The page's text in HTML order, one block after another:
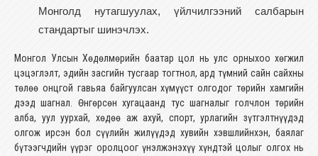
Монголд нутагшуулах, үйлчилгээний салбарын
стандартыг шинэчлэх.
Монгол Улсын Хөдөлмөрийн баатар цол нь улс орныхоо хөгжил
цэцэглэлт, эдийн засгийн тусгаар тогтнол, ард түмний сайн сайхны
төлөө онцгой гавьяа байгуулсан хүмүүст олгодог төрийн хамгийн
дээд шагнал. Өнгөрсөн хугацаанд тус шагналыг голчлон төрийн
алба, уул уурхай, хөдөө аж ахуй, спорт, урлагийн зүтгэлтнүүдэд
олгож ирсэн бол сүүлийн жилүүдэд хувийн хэвшлийнхэн, баялаг
бүтээгчдийн үүрэг оролцоог үнэлжэнэхүү хүндтэй цолыг олгох нь